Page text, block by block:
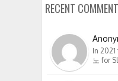
RECENT
In 2021
노 for